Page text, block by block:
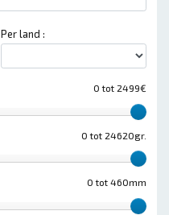
Per land :
0 tot 2499€
0 tot 24620gr.
0 tot 460mm